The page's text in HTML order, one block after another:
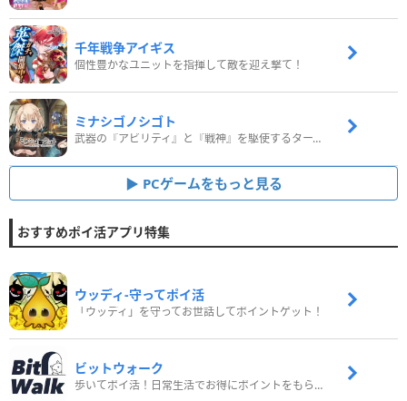
千年戦争アイギス
個性豊かなユニットを指揮して敵を迎え撃て！
ミナシゴノシゴト
武器の『アビリティ』と『戦神』を駆使するターン制コマンドバトルRPG！
PCゲームをもっと見る
おすすめポイ活アプリ特集
ウッディ‐守ってポイ活
「ウッディ」を守ってお世話してポイントゲット！
ビットウォーク
歩いてポイ活！日常生活でお得にポイントをもらおう